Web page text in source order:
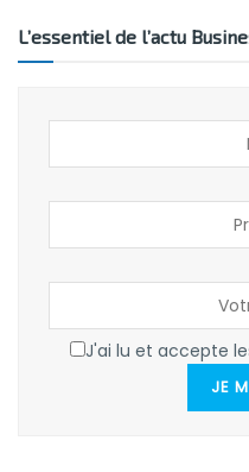
L’essentiel de l’actu
J'ai lu et accepte
JE